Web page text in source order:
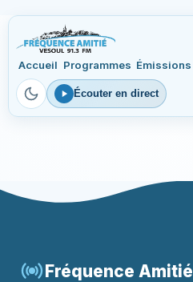
Accueil Programmes Émissions
Écouter en direct
Fréquence Amitié